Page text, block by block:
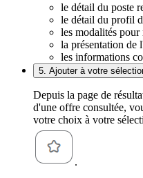
le détail du poste
le détail du profil
les modalités
la présentation de
les informations
5. Ajouter à votre
Depuis la page de
d'une offre consultée,
votre choix à votre
.